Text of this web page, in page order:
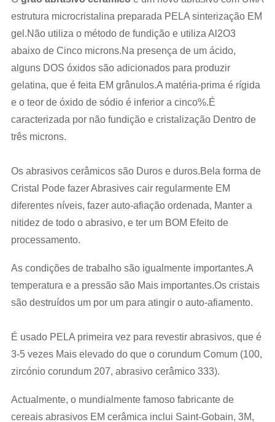
estrutura microcristalina preparada PELA sinterização EM
gel.Não utiliza o método de fundição e utiliza Al2O3
abaixo de Cinco microns.Na presença de um ácido,
alguns DOS óxidos são adicionados para produzir
gelatina, que é feita EM grânulos.A matéria-prima é rígida
e o teor de óxido de sódio é inferior a cinco%.É
caracterizada por não fundição e cristalização Dentro de
três microns.
Os abrasivos cerâmicos são Duros e duros.Bela forma de
Cristal Pode fazer Abrasives cair regularmente EM
diferentes níveis, fazer auto-afiação ordenada, Manter a
nitidez de todo o abrasivo, e ter um BOM Efeito de
processamento.
As condições de trabalho são igualmente importantes.A
temperatura e a pressão são Mais importantes.Os cristais
são destruídos um por um para atingir o auto-afiamento.
É usado PELA primeira vez para revestir abrasivos, que é
3-5 vezes Mais elevado do que o corundum Comum (100,
zircónio corundum 207, abrasivo cerâmico 333).
Actualmente, o mundialmente famoso fabricante de
cereais abrasivos EM cerâmica inclui Saint-Gobain, 3M,